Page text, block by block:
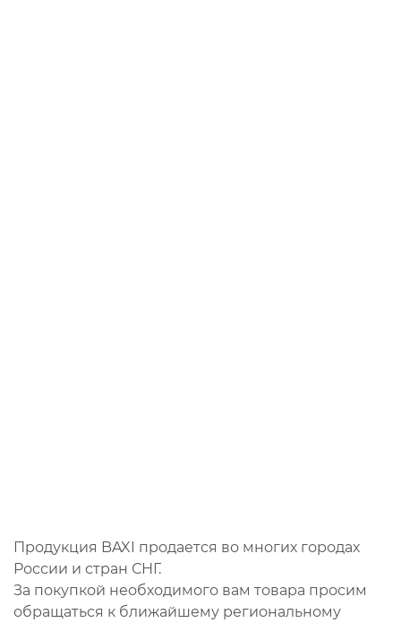
Продукция BAXI продается во многих городах
России и стран СНГ.
За покупкой необходимого вам товара просим
обращаться к ближайшему региональному